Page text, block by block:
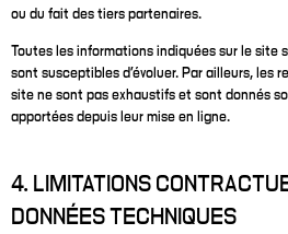
ou du fait des tiers partenaires.
Toutes les informations indiquées sur le site
sont susceptibles d’évoluer. Par ailleurs, les
site ne sont pas exhaustifs et sont donnés
apportées depuis leur mise en ligne.
4. LIMITATIONS
DONNÉES TECHNIQUES